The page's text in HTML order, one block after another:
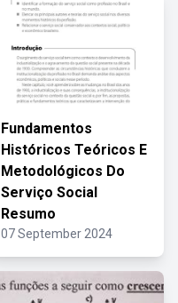
Fundamentos
Históricos Teóricos E
Metodológicos Do
Serviço Social
Resumo
07 September 2024